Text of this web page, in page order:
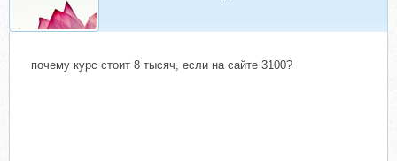
почему курс стоит 8 тысяч, если на сайте 3100?